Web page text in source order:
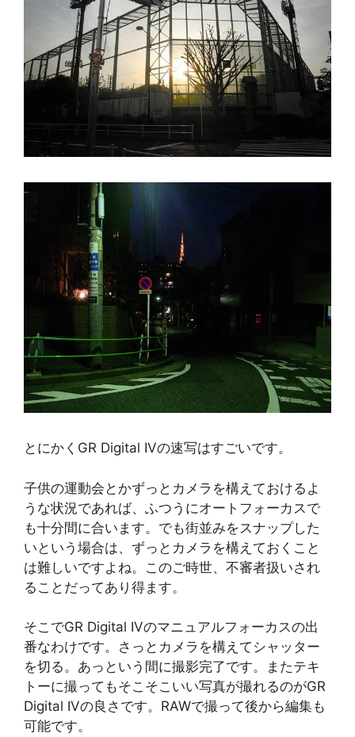
とにかくGR Digital IVの速写はすごいです。
子供の運動会とかずっとカメラを構えておけるよ
うな状況であれば、ふつうにオートフォーカスで
も十分間に合います。でも街並みをスナップした
いという場合は、ずっとカメラを構えておくこと
は難しいですよね。このご時世、不審者扱いされ
ることだってあり得ます。
そこでGR Digital IVのマニュアルフォーカスの出
番なわけです。さっとカメラを構えてシャッター
を切る。あっという間に撮影完了です。またテキ
トーに撮ってもそこそこいい写真が撮れるのがGR
Digital IVの良さです。RAWで撮って後から編集も
可能です。